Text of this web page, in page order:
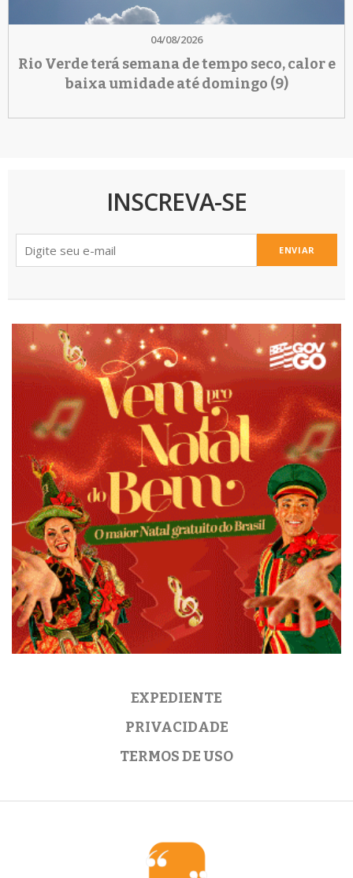
04/08/2026
Rio Verde terá semana de tempo seco, calor e
baixa umidade até domingo (9)
INSCREVA-SE
ENVIAR
EXPEDIENTE
PRIVACIDADE
TERMOS DE USO